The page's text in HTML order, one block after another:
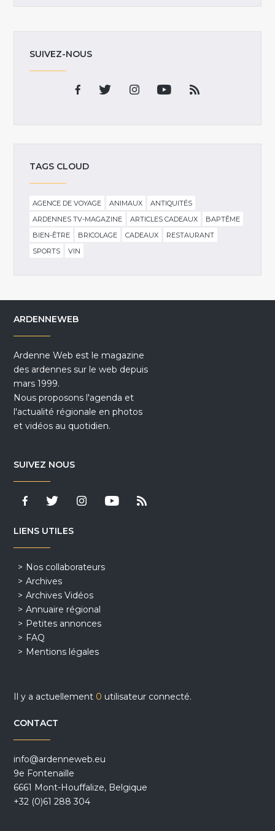
SUIVEZ-NOUS
TAGS CLOUD
AGENCE DE VOYAGE ANIMAUX
ANTIQUITÉS
ARDENNES TV-MAGAZINE
ARTICLES CADEAUX
BAPTÊME
BIEN-ÊTRE
BRICOLAGE CADEAUX
RESTAURANT
SPORTS
VIN
ARDENNEWEB
Ardenne Web est le magazine
des ardennes sur le web depuis
mars 1999.
Nous proposons l'agenda et
l'actualité régionale en photos
et vidéos au quotidien.
SUIVEZ NOUS
LIENS UTILES
Nos collaborateurs
Archives
Archives Vidéos
Annuaire régional
Petites annonces
FAQ
Mentions légales
Il y a actuellement 0 utilisateur connecté.
CONTACT
info@ardenneweb.eu
9e Fontenaille
6661 Mont-Houffalize, Belgique
+32 (0)61 288 304